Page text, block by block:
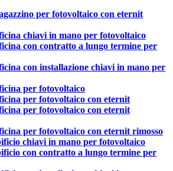
per fotovoltaico con eternit
chiavi in mano per fotovoltaico
con contratto a lungo termine per
con installazione chiavi in mano per
per fotovoltaico
per fotovoltaico con eternit
per fotovoltaico con eternit
per fotovoltaico con eternit rimosso
chiavi in mano per fotovoltaico
con contratto a lungo termine per